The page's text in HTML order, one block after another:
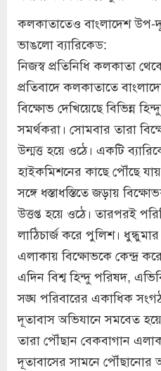
কলকাতাতেও বাংলাদেশ উপ-
ভাঙলো ব্যারিকেড:
নিজস্ব প্রতিনিধি কলকাতা
প্রতিবাদে কলকাতাতে
বিক্ষোভ দেখিয়েছে বিভিন্ন
সমর্থকরা। সোমবার তারা
উন্মত্ত হয়ে ওঠে। একটি
হাইকমিশনের কাছে পৌঁছে
সঙ্গে ধস্তাধস্তিতে জড়ায়
উত্তপ্ত হয়ে ওঠে। তারপরই
লাঠিচার্জ করে পুলিশ।
এলাকায় বিক্ষোভকে কেন্দ্র
এদিন বিশ্ব হিন্দু পরিষদ,
সঙ্ঘ পরিবারের একাধিক
দূতাবাস অভিযানে সমবেত
তারা পৌঁছান বেকবাগান
দূতাবাসের সামনে পৌঁছানোর